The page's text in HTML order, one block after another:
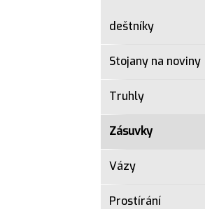
deštníky
Stojany na noviny
Truhly
Zásuvky
Vázy
Prostírání